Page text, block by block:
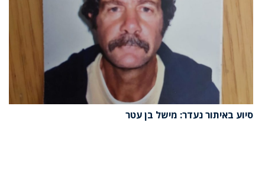
סיוע באיתור נעדר: מישל בן עטר